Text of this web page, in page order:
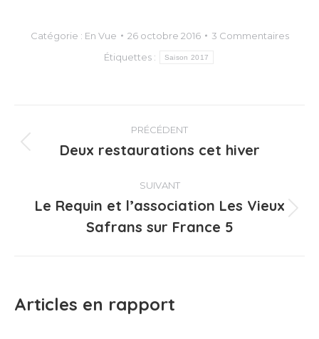
Catégorie : En Vue 26 octobre 2016
3 Commentaires
Étiquettes :
Saison 2017
Navigation
article
PRÉCÉDENT
Article
:
Deux restaurations cet hiver
SUIVANT
suivant
Le Requin et l’association Les Vieux
Safrans sur France 5
Articles en rapport